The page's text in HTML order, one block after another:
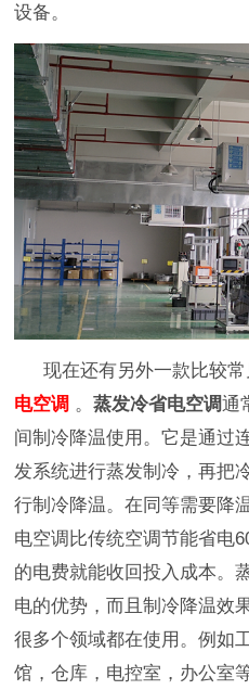
设备。
现在还有另外一款比较
电空调 。蒸发冷省电空调通
间制冷降温使用。它是通过
发系统进行蒸发制冷，再把
行制冷降温。在同等需要降
电空调比传统空调节能省电
的电费就能收回投入成本。
电的优势，而且制冷降温效
很多个领域都在使用。例如
馆，仓库，电控室，办公室